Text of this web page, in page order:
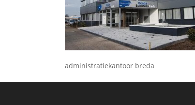
administratiekantoor breda